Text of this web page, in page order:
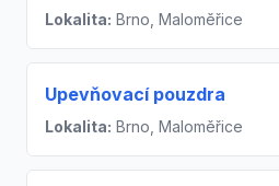
Lokalita: Brno, Maloměřice
Upevňovací pouzdra
Lokalita: Brno, Maloměřice